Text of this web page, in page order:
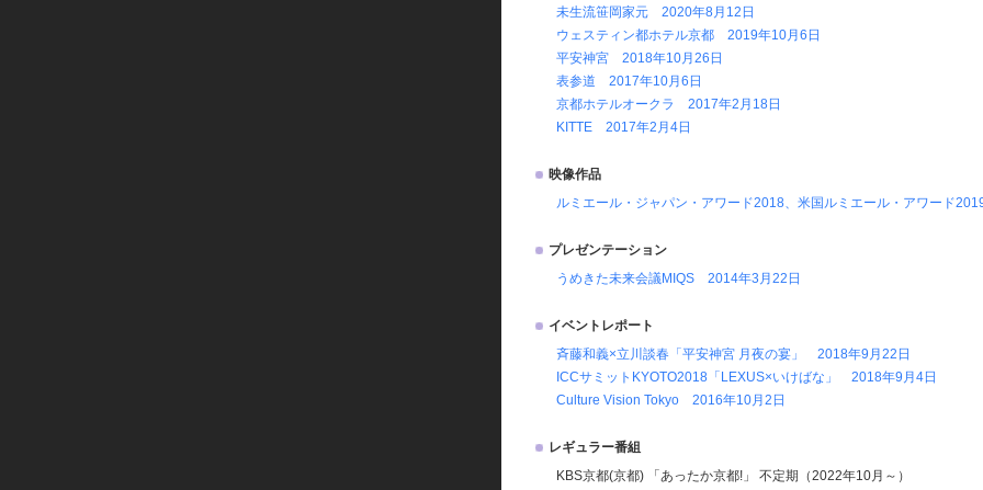
未生流笹岡家元 2020年8月12日
ウェスティン都ホテル京都 2019年10月6日
平安神宮 2018年10月26日
表参道 2017年10月6日
京都ホテルオークラ 2017年2月18日
KITTE 2017年2月4日
映像作品
ルミエール・ジャパン・アワード2018、米国ルミエール・アワード
プレゼンテーション
うめきた未来会議MIQS 2014年3月22日
イベントレポート
斉藤和義×立川談春「平安神宮 月夜の宴」 2018年9月22日
ICCサミットKYOTO2018「LEXUS×いけばな」 2018年9月4日
Culture Vision Tokyo 2016年10月2日
レギュラー番組
KBS京都(京都) 「あったか京都!」 不定期（2022年10月～）